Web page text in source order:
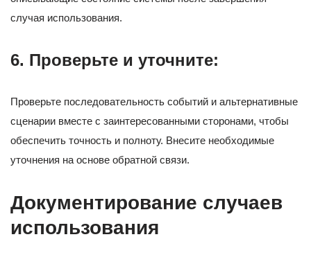
случая использования.
6. Проверьте и уточните:
Проверьте последовательность событий и альтернативные
сценарии вместе с заинтересованными сторонами, чтобы
обеспечить точность и полноту. Внесите необходимые
уточнения на основе обратной связи.
Документирование случаев
использования